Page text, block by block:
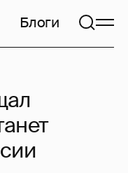
Блоги